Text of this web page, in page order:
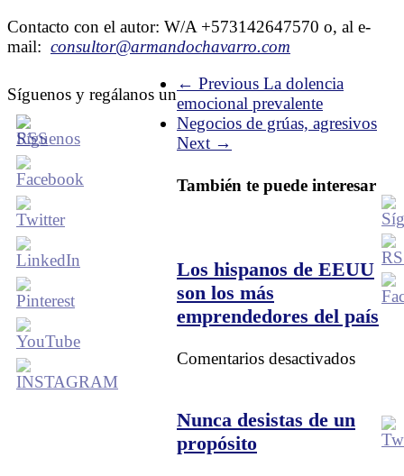
Contacto con el autor: W/A +573142647570 o, al e-
mail: consultor@armandochavarro.com
Síguenos y regálanos un
← Previous La dolencia
emocional prevalente
Negocios de grúas, agresivos
Next →
También te puede interesar
Los hispanos de EEUU
son los más
emprendedores del país
Comentarios desactivadosen
EEUU
Nunca desistas de un
propósito